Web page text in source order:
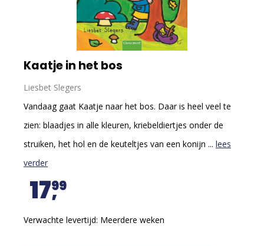
Kaatje in het bos
Liesbet Slegers
Vandaag gaat Kaatje naar het bos. Daar is heel veel te
zien: blaadjes in alle kleuren, kriebeldiertjes onder de
struiken, het hol en de keuteltjes van een konijn ... lees
verder
1799
Verwachte levertijd: Meerdere weken